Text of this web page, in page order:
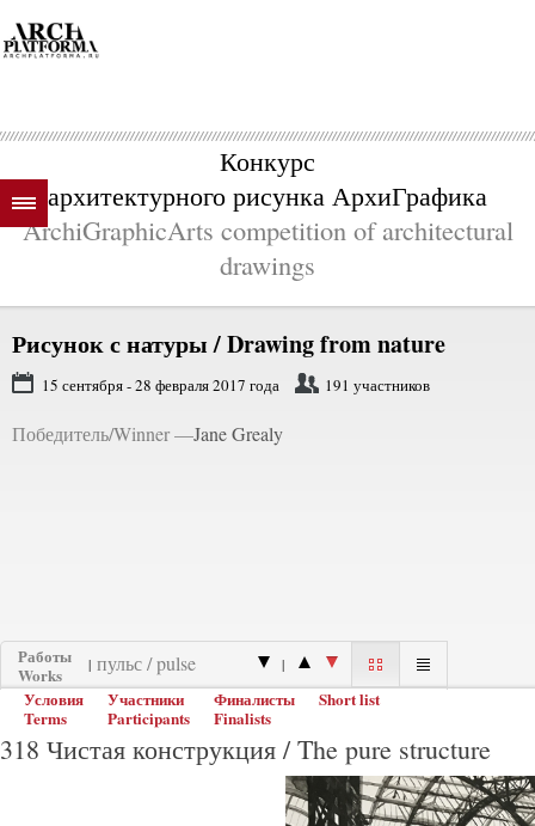
Конкурс
архитектурного рисунка АрхиГрафика
ArchiGraphicArts competition of architectural
drawings
Рисунок с натуры / Drawing from nature
15 сентября - 28 февраля 2017 года 191 участников
Победитель/Winner —Jane Grealy
Работы
Works
| |
Условия
Terms
Участники
Participants
Финалисты
Finalists
Short list
318 Чистая конструкция / The pure structure